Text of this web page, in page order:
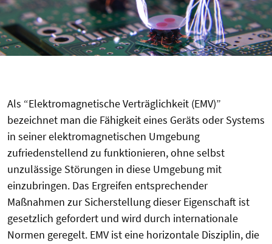
Als “Elektromagnetische Verträglichkeit (EMV)”
bezeichnet man die Fähigkeit eines Geräts oder Systems
in seiner elektromagnetischen Umgebung
zufriedenstellend zu funktionieren, ohne selbst
unzulässige Störungen in diese Umgebung mit
einzubringen. Das Ergreifen entsprechender
Maßnahmen zur Sicherstellung dieser Eigenschaft ist
gesetzlich gefordert und wird durch internationale
Normen geregelt. EMV ist eine horizontale Disziplin, die